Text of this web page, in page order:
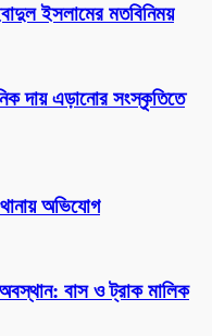
ইসলামের মতবিনিময়
দায় এড়ানোর সংস্কৃতিতে
অভিযোগ
বাস ও ট্রাক মালিক